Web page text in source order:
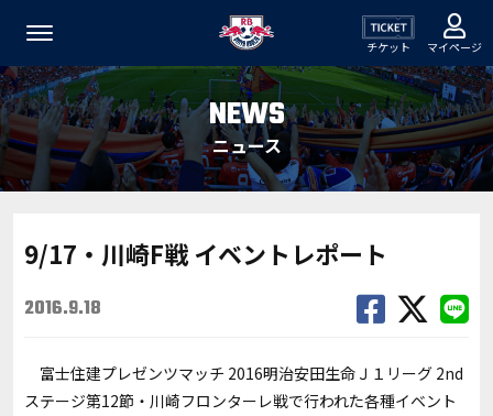
チケット マイページ
NEWS
ニュース
9/17・川崎F戦 イベントレポート
2016.9.18
富士住建プレゼンツマッチ 2016明治安田生命Ｊ１リーグ 2nd
ステージ第12節・川崎フロンターレ戦で行われた各種イベント